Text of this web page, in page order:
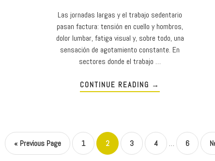
Las jornadas largas y el trabajo sedentario
pasan factura: tensión en cuello y hombros,
dolor lumbar, fatiga visual y, sobre todo, una
sensación de agotamiento constante. En
sectores donde el trabajo …
CONTINUE READING →
« Previous Page 1 2 3 4 … 6